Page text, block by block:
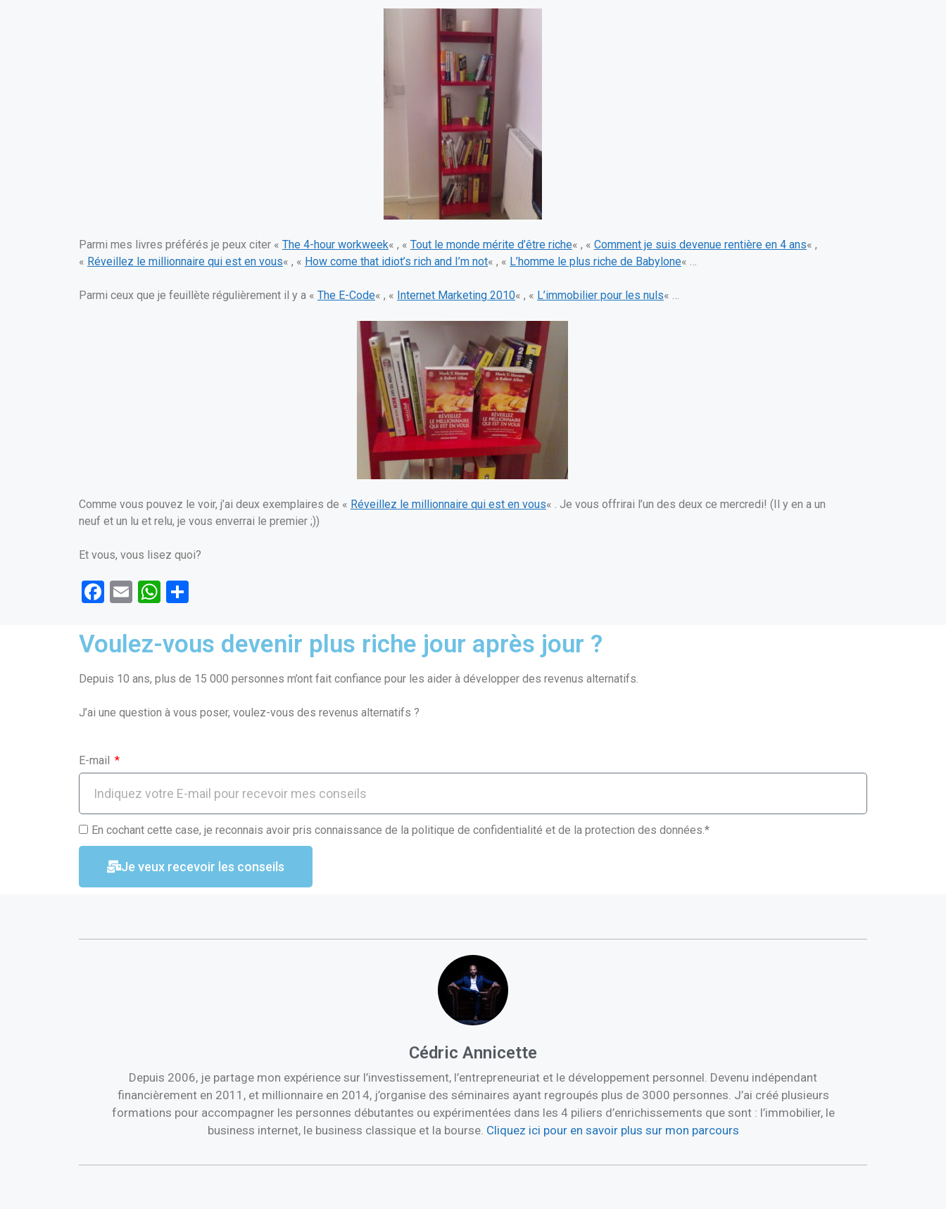
Parmi mes livres préférés je peux citer « The 4-hour workweek« , « Tout le monde mérite d’être riche« , « Comment je suis devenue rentière en 4 ans« ,
« Réveillez le millionnaire qui est en vous« , « How come that idiot’s rich and I’m not« , « L’homme le plus riche de Babylone« …
Parmi ceux que je feuillète régulièrement il y a « The E-Code« , « Internet Marketing 2010« , « L’immobilier pour les nuls« …
Comme vous pouvez le voir, j’ai deux exemplaires de « Réveillez le millionnaire qui est en vous« . Je vous offrirai l’un des deux ce mercredi! (Il y en a un
neuf et un lu et relu, je vous enverrai le premier ;))
Et vous, vous lisez quoi?
F
ce
b
o
o
E
ail
W
at
s
A
p
ta
g
er
Voulez-vous devenir plus riche jour après jour ?
Depuis 10 ans, plus de 15 000 personnes m’ont fait confiance pour les aider à développer des revenus alternatifs.
J’ai une question à vous poser, voulez-vous des revenus alternatifs ?
E-mail
En cochant cette case, je reconnais avoir pris connaissance de la politique de confidentialité et de la protection des données.*
Je veux recevoir les conseils
Cédric Annicette
Depuis 2006, je partage mon expérience sur l’investissement, l’entrepreneuriat et le développement personnel. Devenu indépendant
financièrement en 2011, et millionnaire en 2014, j’organise des séminaires ayant regroupés plus de 3000 personnes. J’ai créé plusieurs
formations pour accompagner les personnes débutantes ou expérimentées dans les 4 piliers d’enrichissements que sont : l’immobilier, le
business internet, le business classique et la bourse. Cliquez ici pour en savoir plus sur mon parcours